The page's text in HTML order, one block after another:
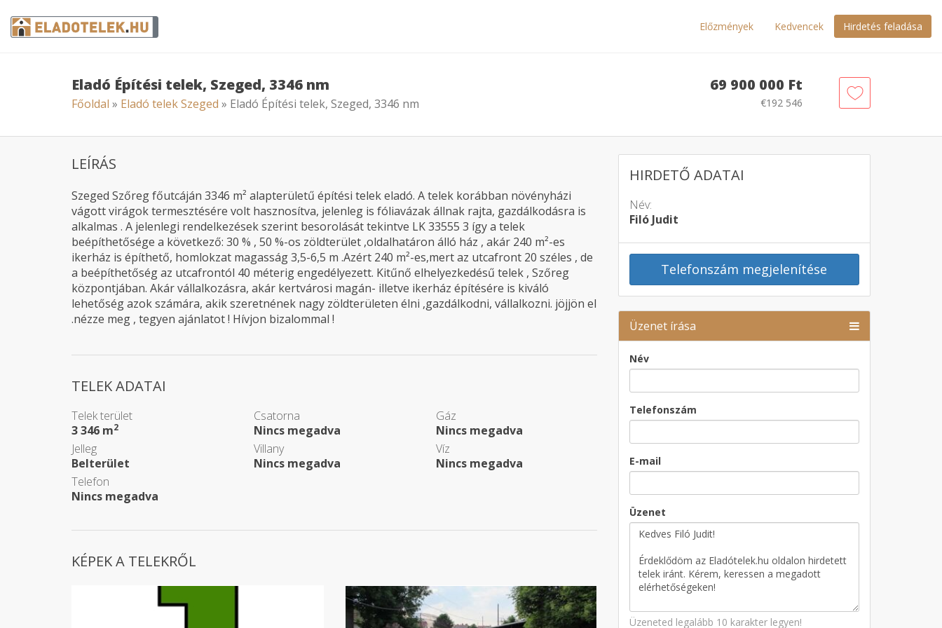
Előzmények Kedvencek Hirdetés feladása
Eladó Építési telek, Szeged, 3346 nm
Főoldal » Eladó telek Szeged » Eladó Építési telek, Szeged, 3346 nm
69 900 000 Ft
€192 546
HIRDETŐ ADATAI
Név:
Filó Judit
Telefonszám megjelenítése
Üzenet írása
Név
Telefonszám
E-mail
Üzenet
Üzeneted legalább 10 karakter legyen!
LEÍRÁS
Szeged Szőreg főutcáján 3346 m² alapterületű építési telek eladó. A telek korábban növényházi
vágott virágok termesztésére volt hasznosítva, jelenleg is fóliavázak állnak rajta, gazdálkodásra is
alkalmas . A jelenlegi rendelkezések szerint besorolását tekintve LK 33555 3 így a telek
beépíthetősége a következő: 30 % , 50 %-os zöldterület ,oldalhatáron álló ház , akár 240 m²-es
ikerház is építhető, homlokzat magasság 3,5-6,5 m .Azért 240 m²-es,mert az utcafront 20 széles , de
a beépíthetőség az utcafrontól 40 méterig engedélyezett. Kitűnő elhelyezkedésű telek , Szőreg
központjában. Akár vállalkozásra, akár kertvárosi magán- illetve ikerház építésére is kiváló
lehetőség azok számára, akik szeretnének nagy zöldterületen élni ,gazdálkodni, vállalkozni. jöjjön el
.nézze meg , tegyen ajánlatot ! Hívjon bizalommal !
TELEK ADATAI
Telek terület
3 346 m2
Csatorna
Nincs megadva
Gáz
Nincs megadva
Jelleg
Belterület
Villany
Nincs megadva
Víz
Nincs megadva
Telefon
Nincs megadva
KÉPEK A TELEKRŐL